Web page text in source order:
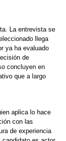
La entrevista se
llega
ya ha evaluado
de
concluyen en
que a largo
aplica lo hace
con las
de experiencia